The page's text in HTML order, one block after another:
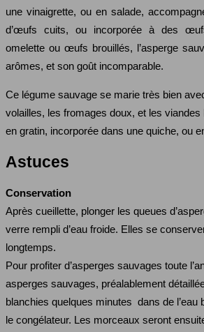
une vinaigrette, ou en salade,
d’œufs cuits, ou incorporée à des
omelette ou œufs brouillés, l’asperge
arômes, et son goût incomparable.
Ce légume sauvage se marie très bien
volailles, les fromages doux, et les
en gratin, incorporée dans une quiche, ou
Astuces
Conservation
Après cueillette, plonger les queues
verre rempli d’eau froide. Elles se
longtemps.
Pour profiter d’asperges sauvages toute
asperges sauvages, préalablement
blanchies quelques minutes dans de l’eau
le congélateur. Les morceaux seront